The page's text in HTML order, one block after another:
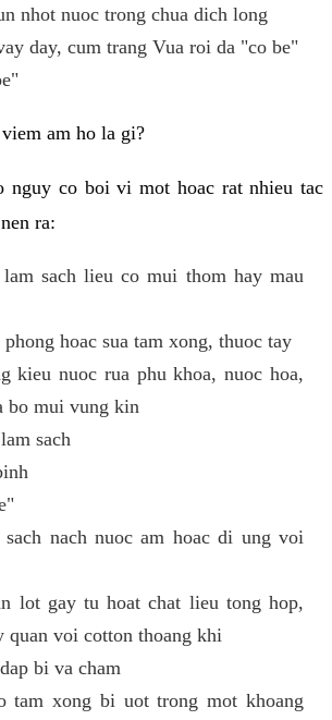
nhot nuoc trong chua dich long
day, cum trang Vua roi da "co be"
am ho la gi?
nguy co boi vi mot hoac rat nhieu tac
ra:
sach lieu co mui thom hay mau
hoac sua tam xong, thuoc tay
kieu nuoc rua phu khoa, nuoc hoa,
bo mui vung kin
sach
nach nuoc am hoac di ung voi
lot gay tu hoat chat lieu tong hop,
quan voi cotton thoang khi
bi va cham
tam xong bi uot trong mot khoang